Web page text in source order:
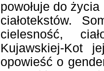
powołuje do
ciałotekstów.
cielesność,
Kujawskiej-Kot
opowieść o